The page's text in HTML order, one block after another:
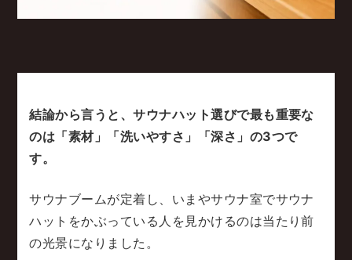
結論から言うと、サウナハット選びで最も重要な
のは「素材」「洗いやすさ」「深さ」の3つで
す。
サウナブームが定着し、いまやサウナ室でサウナ
ハットをかぶっている人を見かけるのは当たり前
の光景になりました。